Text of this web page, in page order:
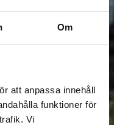
Om
att anpassa innehåll
funktioner för
Vi